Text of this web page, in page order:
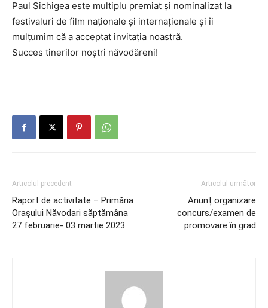
Paul Sichigea este multiplu premiat și nominalizat la
festivaluri de film naționale și internaționale și îi
mulțumim că a acceptat invitația noastră.
Succes tinerilor noștri năvodăreni!
Articolul precedent
Raport de activitate – Primăria
Orașului Năvodari săptămâna
27 februarie- 03 martie 2023
Articolul următor
Anunț organizare
concurs/examen de
promovare în grad